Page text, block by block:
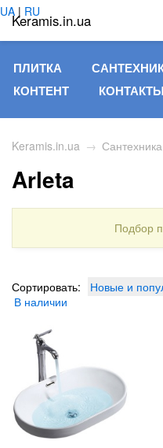
Keramis.in.ua
UA | RU
ПЛИТКА
КОНТЕНТ
КОНТАКТЫ
Keramis.in.ua → Сантехника
Arleta
Подбор
Сортировать: Новые и
В наличии